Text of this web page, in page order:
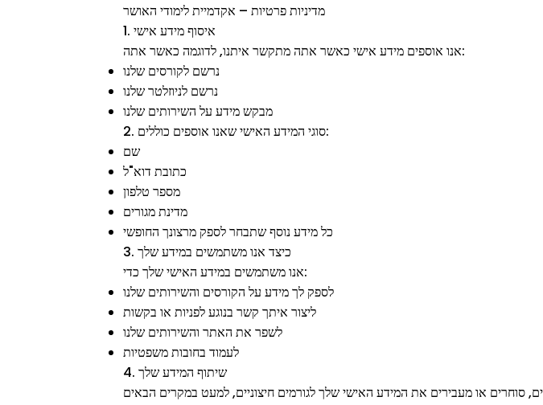
מדיניות פרטיות – אקדמיית לימודי האושר
1. איסוף מידע אישי
אנו אוספים מידע אישי כאשר אתה מתקשר איתנו, לדוגמה כאשר אתה:
נרשם לקורסים שלנו
נרשם לניוזלטר שלנו
מבקש מידע על השירותים שלנו
2. סוגי המידע האישי שאנו אוספים כוללים:
שם
כתובת דוא"ל
מספר טלפון
מדינת מגורים
כל מידע נוסף שתבחר לספק מרצונך החופשי
3. כיצד אנו משתמשים במידע שלך
אנו משתמשים במידע האישי שלך כדי:
לספק לך מידע על הקורסים והשירותים שלנו
ליצור איתך קשר בנוגע לפניות או בקשות
לשפר את האתר והשירותים שלנו
לעמוד בחובות משפטיות
4. שיתוף המידע שלך